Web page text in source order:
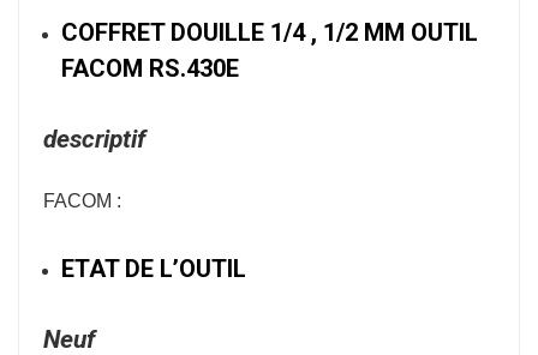
COFFRET DOUILLE 1/4 , 1/2 MM OUTIL
FACOM RS.430E
descriptif
FACOM :
ETAT DE L’OUTIL
Neuf